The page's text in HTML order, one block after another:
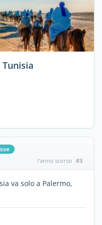
l'anno scorso #3
va solo a Palermo,